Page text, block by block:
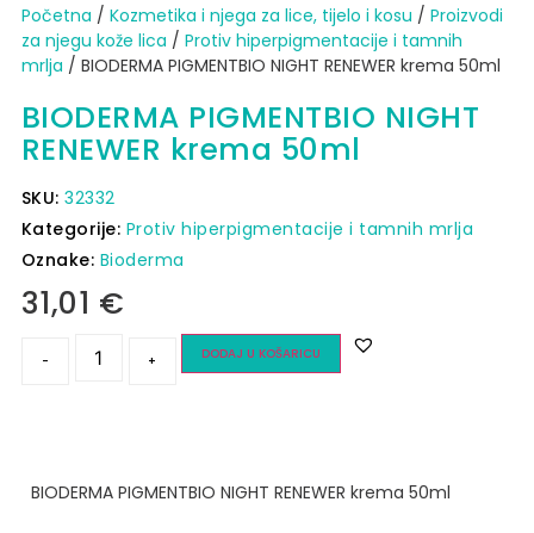
Početna / Kozmetika i njega za lice, tijelo i kosu / Proizvodi
za njegu kože lica / Protiv hiperpigmentacije i tamnih
mrlja / BIODERMA PIGMENTBIO NIGHT RENEWER krema 50ml
BIODERMA PIGMENTBIO NIGHT
RENEWER krema 50ml
SKU:32332
Kategorije: Protiv hiperpigmentacije i tamnih mrlja
Oznake: Bioderma
31,01 €
- + DODAJ U KOŠARICU
BIODERMA PIGMENTBIO NIGHT RENEWER krema 50ml